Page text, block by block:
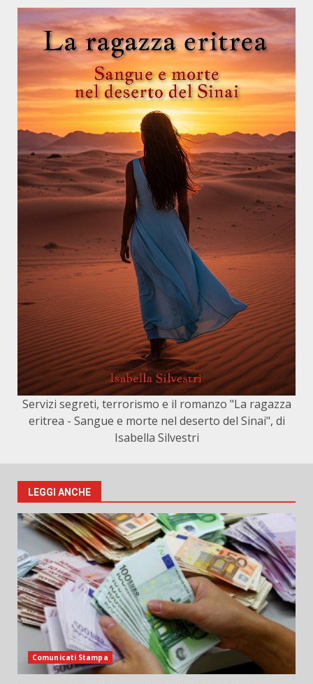
Servizi segreti, terrorismo e il romanzo "La ragazza
eritrea - Sangue e morte nel deserto del Sinai", di
Isabella Silvestri
LEGGI ANCHE
Comunicati Stampa